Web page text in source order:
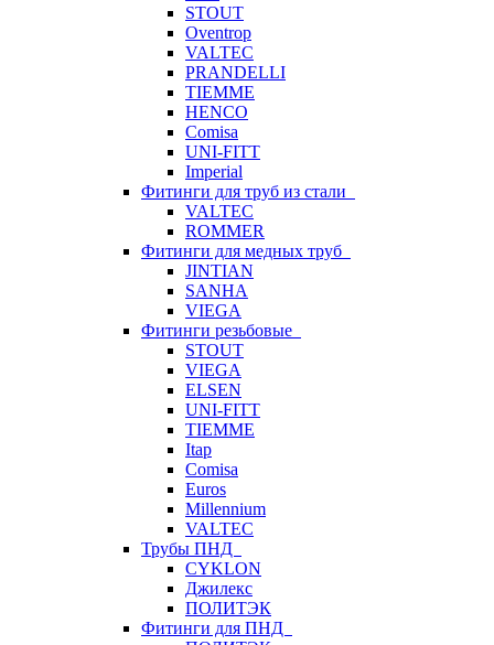
STOUT
Oventrop
VALTEC
PRANDELLI
TIEMME
HENCO
Comisa
UNI-FITT
Imperial
Фитинги для труб из стали
VALTEC
ROMMER
Фитинги для медных труб
JINTIAN
SANHA
VIEGA
Фитинги резьбовые
STOUT
VIEGA
ELSEN
UNI-FITT
TIEMME
Itap
Comisa
Euros
Millennium
VALTEC
Трубы ПНД
CYKLON
Джилекс
ПОЛИТЭК
Фитинги для ПНД